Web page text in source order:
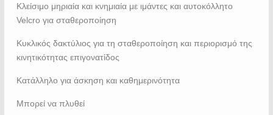
Κλείσιμο μηριαία και κνημιαία με ιμάντες και αυτοκόλλητο
Velcro για σταθεροποίηση
Κυκλικός δακτύλιος για τη σταθεροποίηση και περιορισμό της
κινητικότητας επιγονατίδος
Κατάλληλο για άσκηση και καθημερινότητα
Μπορεί να πλυθεί